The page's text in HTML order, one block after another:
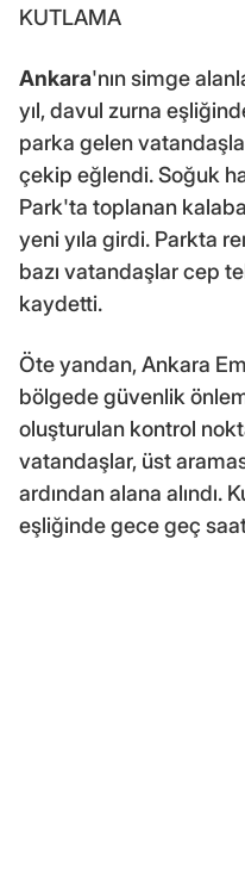
KUTLAMA
Ankara'nın simge
yıl, davul zurna
parka gelen
çekip eğlendi. Soğuk
Park'ta toplanan
yeni yıla girdi. Parkta
bazı vatandaşlar cep
kaydetti.
Öte yandan, Ankara
bölgede güvenlik
oluşturulan kontrol
vatandaşlar, üst
ardından alana alındı.
eşliğinde gece geç